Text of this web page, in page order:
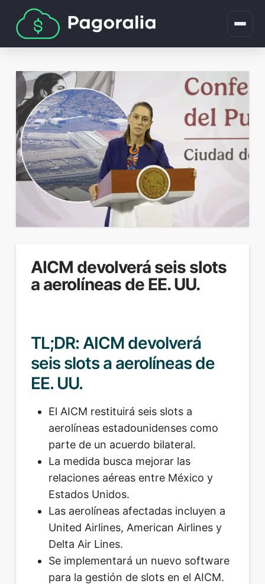
AICM devolverá seis slots
a aerolíneas de EE. UU.
TL;DR: AICM devolverá
seis slots a aerolíneas de
EE. UU.
El AICM restituirá seis slots a
aerolíneas estadounidenses como
parte de un acuerdo bilateral.
La medida busca mejorar las
relaciones aéreas entre México y
Estados Unidos.
Las aerolíneas afectadas incluyen a
United Airlines, American Airlines y
Delta Air Lines.
Se implementará un nuevo software
para la gestión de slots en el AICM.